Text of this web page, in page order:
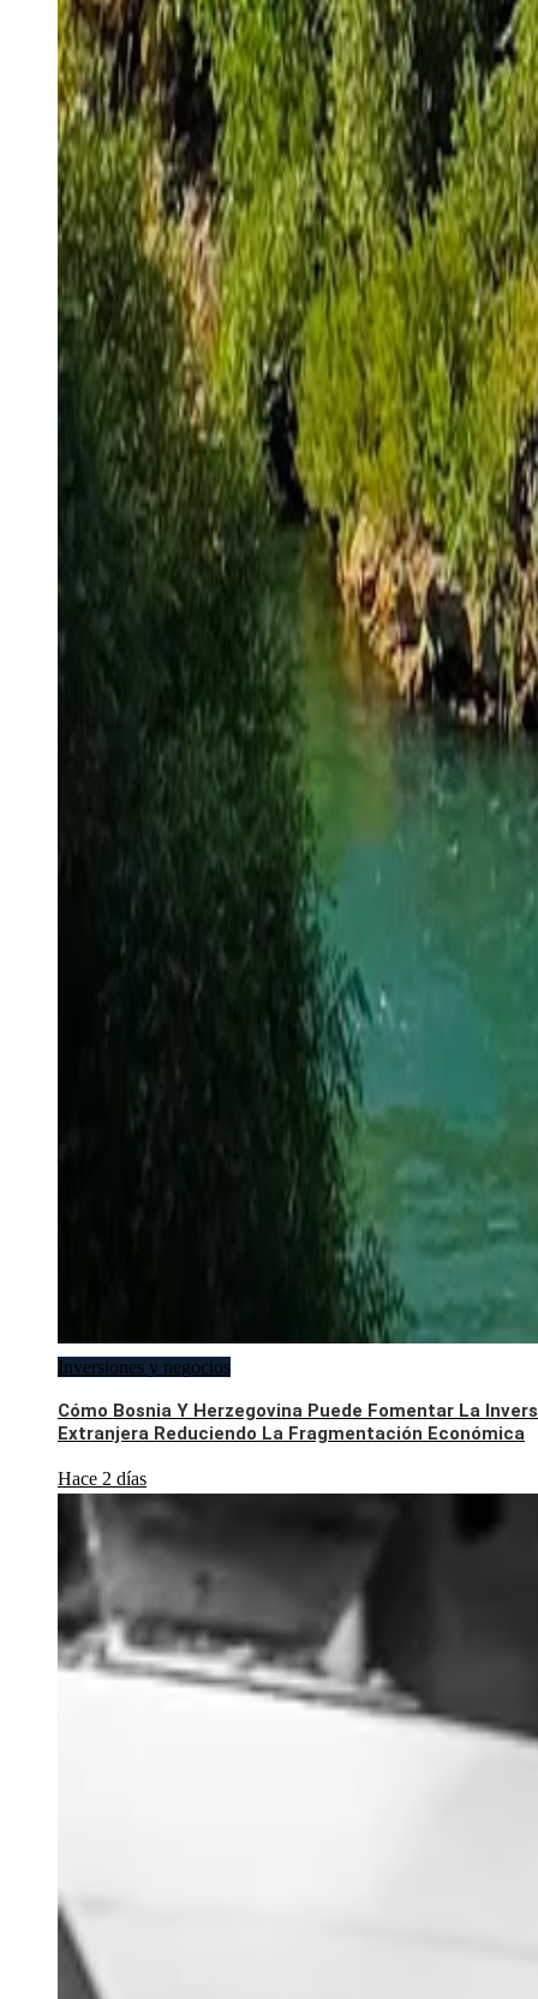
Inversiones y negocios
Cómo Bosnia Y Herzegovina Puede Fomentar La
Extranjera Reduciendo La Fragmentación Económica
Hace 2 días